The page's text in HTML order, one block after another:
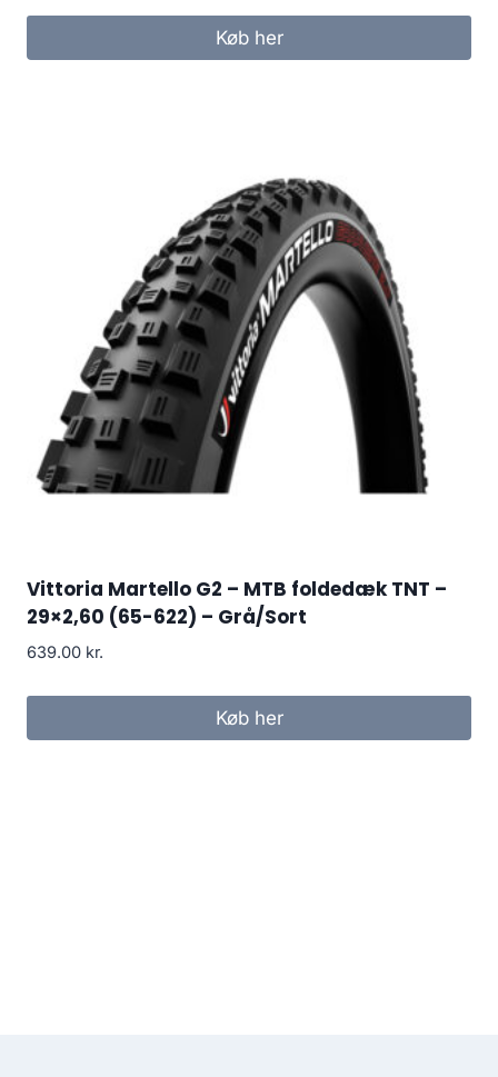
Køb her
Vittoria Martello G2 – MTB foldedæk TNT –
29×2,60 (65-622) – Grå/Sort
639.00 kr.
Køb her